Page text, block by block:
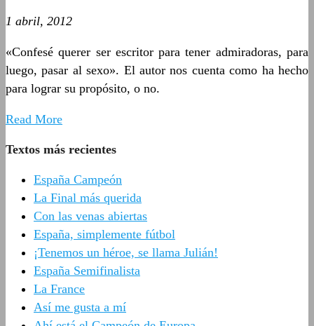
1 abril, 2012
«Confesé querer ser escritor para tener admiradoras, para
luego, pasar al sexo». El autor nos cuenta como ha hecho
para lograr su propósito, o no.
Read More
Textos más recientes
España Campeón
La Final más querida
Con las venas abiertas
España, simplemente fútbol
¡Tenemos un héroe, se llama Julián!
España Semifinalista
La France
Así me gusta a mí